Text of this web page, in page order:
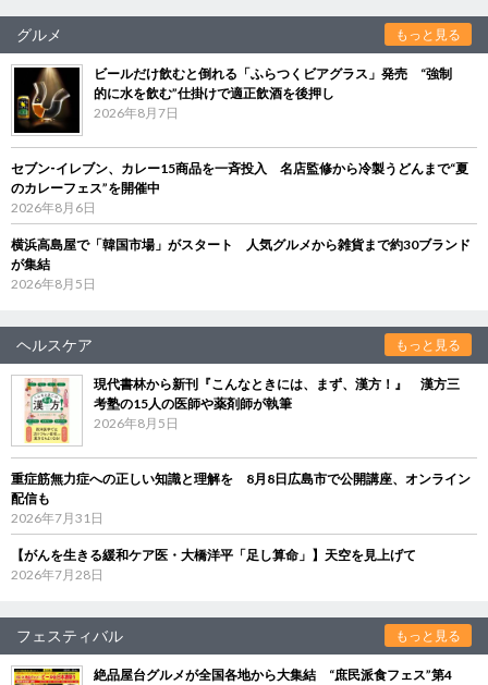
グルメ もっと見る
ビールだけ飲むと倒れる「ふらつくビアグラス」発売 “強制
的に水を飲む”仕掛けで適正飲酒を後押し
2026年8月7日
セブン‐イレブン、カレー15商品を一斉投入 名店監修から冷製うどんまで“夏
のカレーフェス”を開催中
2026年8月6日
横浜高島屋で「韓国市場」がスタート 人気グルメから雑貨まで約30ブランド
が集結
2026年8月5日
ヘルスケア もっと見る
現代書林から新刊『こんなときには、まず、漢方！』 漢方三
考塾の15人の医師や薬剤師が執筆
2026年8月5日
重症筋無力症への正しい知識と理解を 8月8日広島市で公開講座、オンライン
配信も
2026年7月31日
【がんを生きる緩和ケア医・大橋洋平「足し算命」】天空を見上げて
2026年7月28日
フェスティバル もっと見る
絶品屋台グルメが全国各地から大集結 “庶民派食フェス”第4